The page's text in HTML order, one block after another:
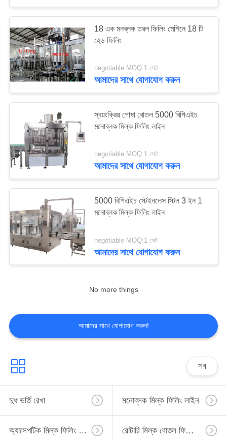
যোগাযোগ
করুন
উদ্ধৃতির
জন্য
আবেদন
সাইট
ম্যাপ
PRIVACY
POLICY
18 এক মনব্লক তরল ফিলিং মেশিনে 18 টি
হেড ফিলিং
negotiable MOQ:1 সেট
আমাদের সাথে যোগাযোগ করুন
স্বয়ংক্রিয় পোষা বোতল 5000 বিপিএইচ
মনোব্লক মিল্ক ফিলিং লাইন
negotiable MOQ:1 সেট
আমাদের সাথে যোগাযোগ করুন
5000 বিপিএইচ স্টেইনলেস স্টিল 3 ইন 1
মনোব্লক মিল্ক ফিলিং লাইন
negotiable MOQ:1 সেট
আমাদের সাথে যোগাযোগ করুন
No more things
আমাদের সাথে যোগাযোগ করুন!
সব
দুধ ভর্তি রেখা মনোব্লক মিল্ক ফিলিং লাইন
অ্যাসেপটিক মিল্ক ফিলিং লাইন রোটারি মিল্ক বোতল ফিলিং লাইন